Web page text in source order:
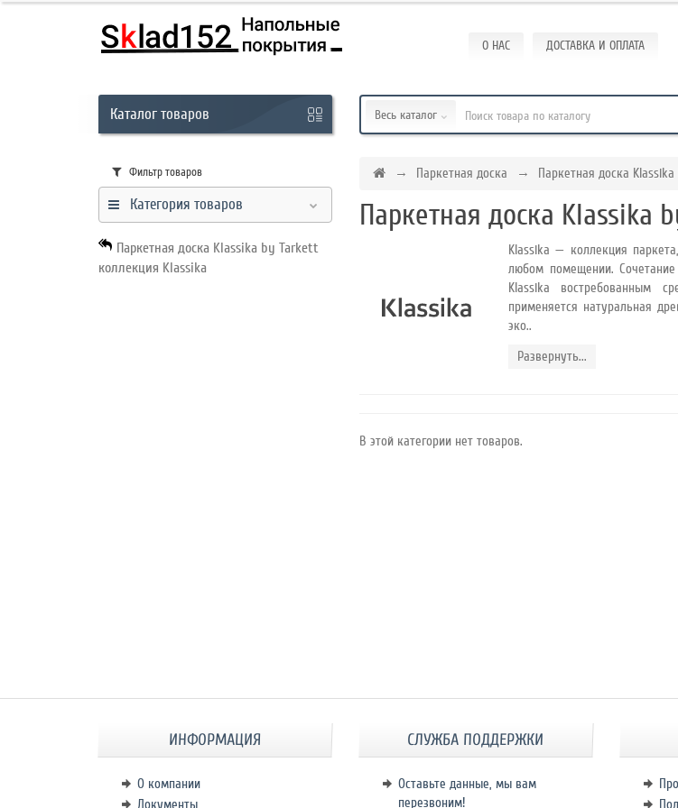
О НАС ДОСТАВКА И ОПЛАТА
Каталогтоваров Весь каталог
Фильтр товаров
Категория товаров
Паркетная доска Klassika by Tarkett
коллекция Klassika
Паркетная доска Паркетная доска
Паркетная доска Klassika
Klassika — коллекция
любом помещении. Сочетание
Klassika востребованным
применяется натуральная
эко..
Развернуть...
В этой категории нет товаров.
ИНФОРМАЦИЯ
О компании
Документы
СЛУЖБА ПОДДЕРЖКИ
Оставьте данные, мы вам
перезвоним!